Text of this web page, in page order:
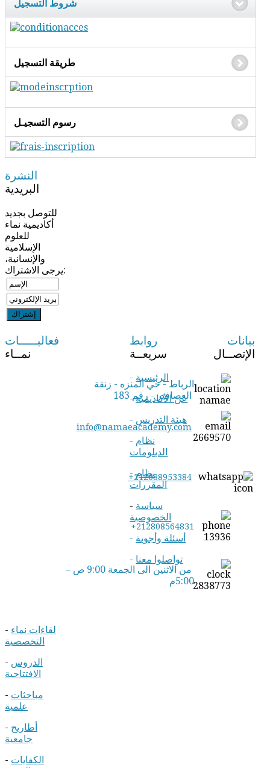
شروط التسجيل
طريقة التسجيل
رسوم التسجيـل
النشرة
البريدية
للتوصل بجديد
أكاديمية نماء
للعلوم
الإسلامية
والإنسانية،
يرجى الاشتراك:
بيانات
الإتصــال
الرباط - حي المنزه - زنقة
info@namaeacademy.com
+212688953384
+212808564831
من الاثنين الى الجمعة 9:00 ص –
5:00م
روابط
سريعــة
- الرئيسية
-عن الأكاديمية
- هيئة التدريس
- نظام
الدبلومات
-نظام
المقررات
- سياسة
الخصوصية
- أسئلة وأجوبة
- تواصلوا معنا
فعاليـــــات
نمــاء
- لقاءات نماء
التخصصية
- الدروس
الافتتاحية
- مباحثات
علمية
- أطاريح
جامعية
- الكفايات